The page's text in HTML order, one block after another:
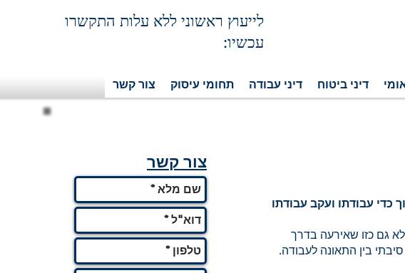
דיני ביטוח דיני עבודה תחומי עיסוק צור קשר
לייעוץ ראשוני ללא עלות התקשרו
עכשיו:
צור קשר
כדי עבודתו ועקב עבודתו
גם כזו שאירעה בדרך
בין התאונה לעבודה.